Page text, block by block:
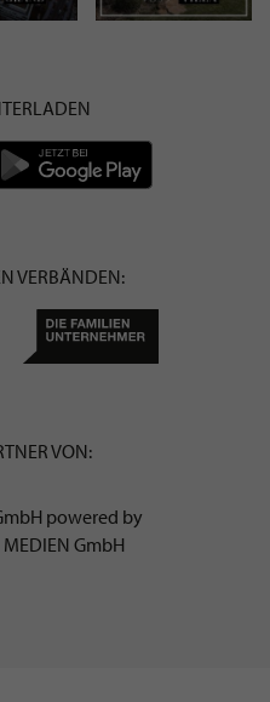
VERBÄNDEN:
VON:
powered by
MEDIEN GmbH